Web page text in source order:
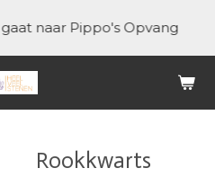
naar Pippo's Opvang
Rookkwarts